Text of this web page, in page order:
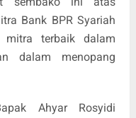
Bank BPR Syariah
mitra terbaik dalam
dalam menopang
Ahyar Rosyidi